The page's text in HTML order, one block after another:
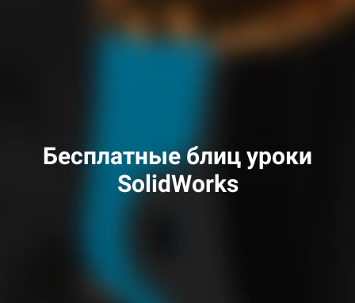
Бесплатные блиц уроки
SolidWorks